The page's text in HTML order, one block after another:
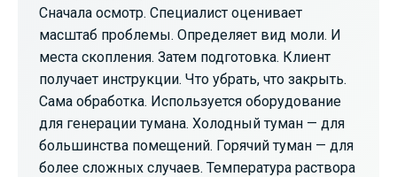
Сначала осмотр. Специалист оценивает
масштаб проблемы. Определяет вид моли. И
места скопления. Затем подготовка. Клиент
получает инструкции. Что убрать, что закрыть.
Сама обработка. Используется оборудование
для генерации тумана. Холодный туман — для
большинства помещений. Горячий туман — для
более сложных случаев. Температура раствора